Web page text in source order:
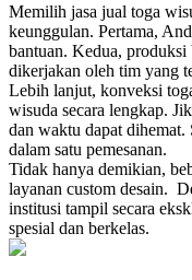
Memilih jasa jual toga
keunggulan. Pertama,
bantuan. Kedua, produksi
dikerjakan oleh tim yang
Lebih lanjut, konveksi
wisuda secara lengkap.
dan waktu dapat dihemat.
dalam satu pemesanan.
Tidak hanya demikian,
layanan custom desain.
institusi tampil secara
spesial dan berkelas.